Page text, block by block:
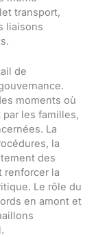
transport,
liaisons
de
moments où
par les familles,
La
la
des
renforcer la
Le rôle du
en amont et